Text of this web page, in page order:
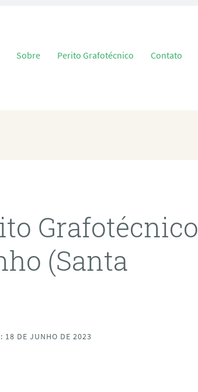
o conteúdo
Sobre Perito Grafotécnico Contato
Grafotécnico
(Santa
18 DE JUNHO DE 2023